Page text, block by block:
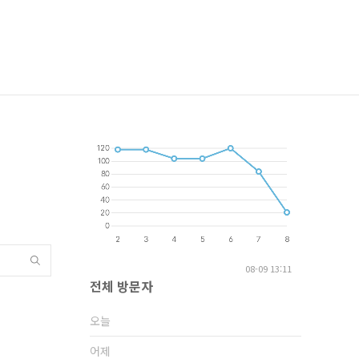
08-09 13:11
전체 방문자
오늘
어제